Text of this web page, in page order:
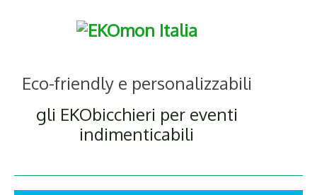
Eco-friendly e personalizzabili
gli EKObicchieri per eventi
indimenticabili